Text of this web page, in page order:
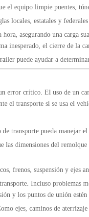
el equipo limpie puentes,
locales, estatales y
asegurando una carga
inesperado, el cierre de la
puede ayudar a
error crítico. El uso de un
el transporte si se usa el
transporte pueda manejar
las dimensiones del
frenos, suspensión y ejes
Incluso problemas
y los puntos de unión
ejes, caminos de